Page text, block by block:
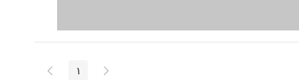
پیغام صفحه1 صفحه